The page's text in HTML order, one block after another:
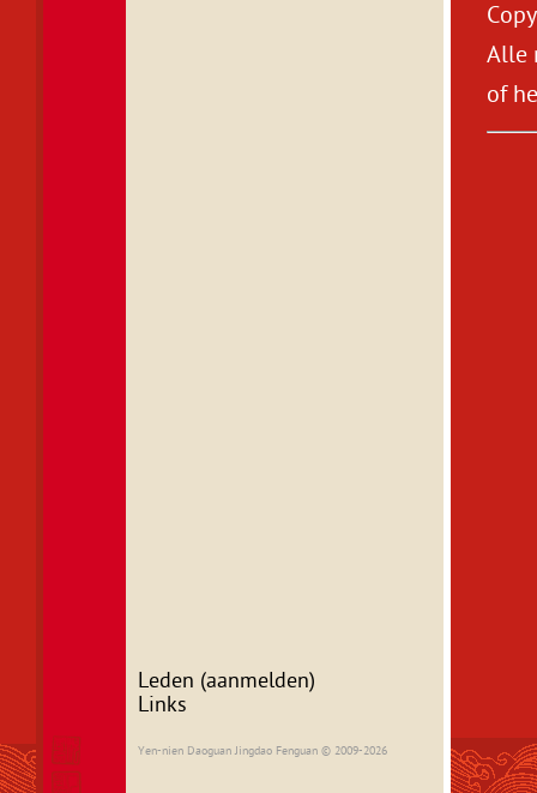
Leden (aanmelden)
Links
Yen-nien Daoguan Jingdao Fenguan © 2009-2026
Alle
of